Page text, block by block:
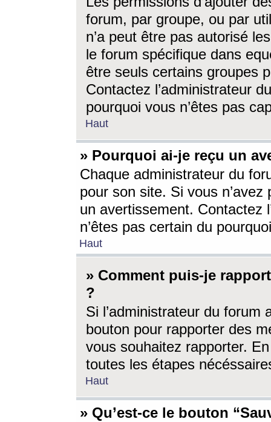
forum, par groupe, ou par
n’a peut être pas autorisé
le forum spécifique dans
être seuls certains groupes
Contactez l’administrateur
pourquoi vous n’êtes pas
Haut
» Pourquoi ai-je reçu un
Chaque administrateur du
pour son site. Si vous
un avertissement. Contactez
n’êtes pas certain du
Haut
» Comment puis-je
?
Si l’administrateur du forum
bouton pour rapporter des
vous souhaitez rapporter.
toutes les étapes
Haut
» Qu’est-ce le bouton